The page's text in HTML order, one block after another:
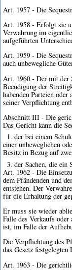
Art. 1957 - Die
Art. 1958 - Erfolgt sie
Verwahrung im
aufgeführten
Art. 1959 - Die
auch unbewegliche
Art. 1960 - Der mit der
Beendigung der
habenden Parteien oder
seiner Verpflichtung
Abschnitt III - Die
Das Gericht kann die
1. der bei einem
einer unbeweglichen
Besitz in Bezug auf
3. der Sachen, die ein
Art. 1962 - Die
dem Pfändenden und
entstehen. Der
für die Erhaltung der
Er muss sie wieder
Falle des Verkaufs
ist, im Falle der
Die Verpflichtung des
das Gesetz festgelegten
Art. 1963 - Die